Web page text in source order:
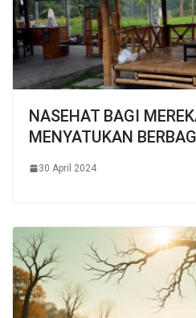
NASEHAT BAGI
MENYATUKAN
30 April 2024